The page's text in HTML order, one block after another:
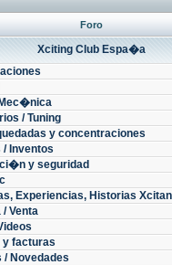
Foro
Xciting Club Espa�a
/ Tuning
y concentraciones
/ Inventos
y seguridad
Experiencias, Historias
Venta
y facturas
/ Novedades